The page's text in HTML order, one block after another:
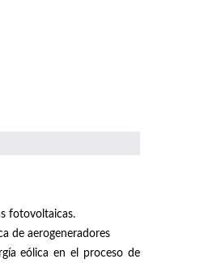
fotovoltaicas.
de aerogeneradores
eólica en el proceso de